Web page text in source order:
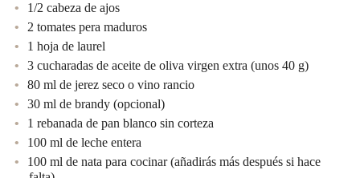
1/2 cabeza de ajos
2 tomates pera maduros
1 hoja de laurel
3 cucharadas de aceite de oliva virgen extra (unos 40 g)
80 ml de jerez seco o vino rancio
30 ml de brandy (opcional)
1 rebanada de pan blanco sin corteza
100 ml de leche entera
100 ml de nata para cocinar (añadirás más después si hace